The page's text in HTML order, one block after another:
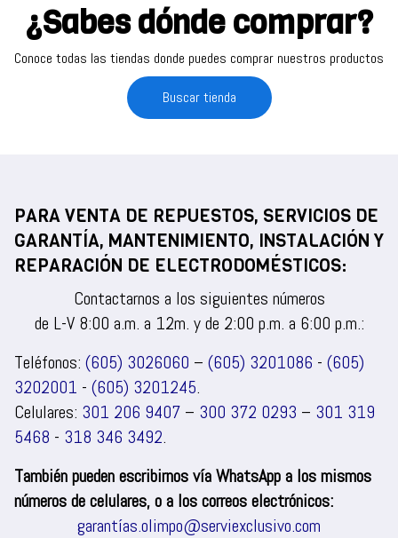
¿Sabes dónde comprar?
Conoce todas las tiendas donde puedes comprar nuestros productos
Buscar tienda
PARA VENTA DE REPUESTOS, SERVICIOS DE
GARANTÍA, MANTENIMIENTO, INSTALACIÓN Y
REPARACIÓN DE ELECTRODOMÉSTICOS:
Contactarnos a los siguientes números
de L-V 8:00 a.m. a 12m. y de 2:00 p.m. a 6:00 p.m.:
Teléfonos: (605) 3026060 – (605) 3201086 - (605)
3202001 - (605) 3201245.
Celulares: 301 206 9407 – 300 372 0293 – 301 319
5468 - 318 346 3492.
También pueden escribirnos vía WhatsApp a los mismos
números de celulares, o a los correos electrónicos:
garantías.olimpo@serviexclusivo.com